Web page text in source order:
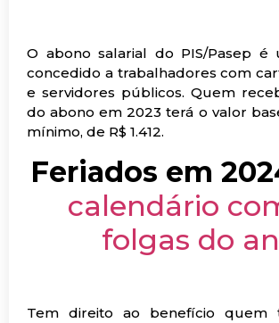
O abono salarial do PIS/Pasep é
concedido a trabalhadores com
e servidores públicos. Quem
do abono em 2023 terá o valor
mínimo, de R$ 1.412.
Feriados em
calendário
folgas do
Tem direito ao benefício quem